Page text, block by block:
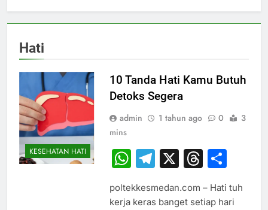
Hati
KESEHATAN HATI
10 Tanda Hati Kamu Butuh
Detoks Segera
admin 1 tahun ago 0
3
mins
WhatsApp
Telegram
X
poltekkesmedan.com – Hati tuh
kerja keras banget setiap hari